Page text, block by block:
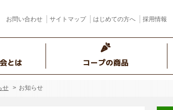
お問い合わせ サイトマップ はじめての方へ 採用情報
せ お知らせ